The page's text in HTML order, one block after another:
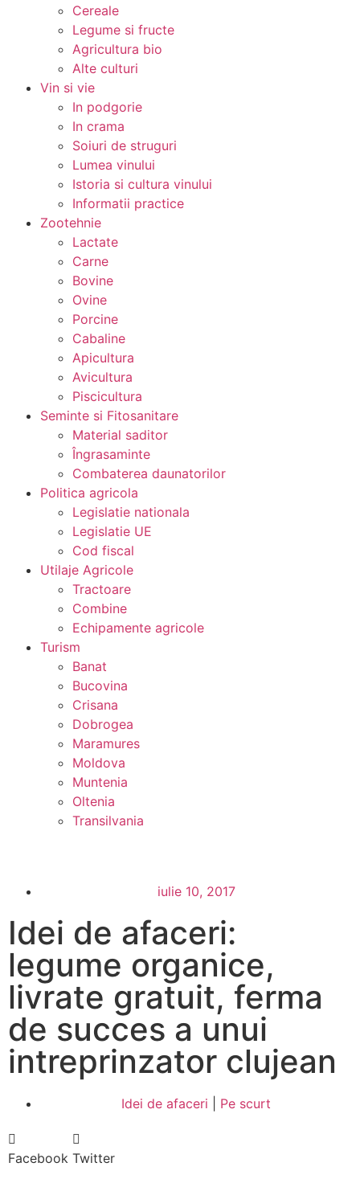
Cereale
Legume si fructe
Agricultura bio
Alte culturi
Vin si vie
In podgorie
In crama
Soiuri de struguri
Lumea vinului
Istoria si cultura vinului
Informatii practice
Zootehnie
Lactate
Carne
Bovine
Ovine
Porcine
Cabaline
Apicultura
Avicultura
Piscicultura
Seminte si Fitosanitare
Material saditor
Îngrasaminte
Combaterea daunatorilor
Politica agricola
Legislatie nationala
Legislatie UE
Cod fiscal
Utilaje Agricole
Tractoare
Combine
Echipamente agricole
Turism
Banat
Bucovina
Crisana
Dobrogea
Maramures
Moldova
Muntenia
Oltenia
Transilvania
iulie 10, 2017
Idei de afaceri:
legume organice,
livrate gratuit, ferma
de succes a unui
intreprinzator clujean
Idei de afaceri Pe scurt
Facebook Twitter